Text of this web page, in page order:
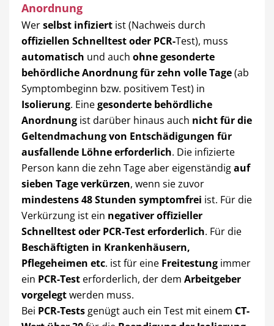
Anordnung
Werselbst infiziert ist (Nachweis durch
offiziellen Schnelltest oder PCR-Test), muss
automatisch und auch ohne gesonderte
behördliche Anordnung für zehn volle Tage(ab
Symptombeginn bzw. positivem Test) in
Isolierung. Einegesonderte behördliche
Anordnung ist darüber hinaus auch nicht für die
Geltendmachung von Entschädigungen für
ausfallende Löhne erforderlich. Die infizierte
Person kann die zehn Tage aber eigenständigauf
sieben Tage verkürzen, wenn sie zuvor
mindestens 48 Stunden symptomfrei ist. Für die
Verkürzung ist ein negativer offizieller
Schnelltest oder PCR-Test erforderlich. Für die
Beschäftigten in Krankenhäusern,
Pflegeheimen etc. ist für eine Freitestung immer
ein PCR-Test erforderlich, der dem Arbeitgeber
vorgelegtwerden muss.
Bei PCR-Tests genügt auch ein Test mit einem CT-